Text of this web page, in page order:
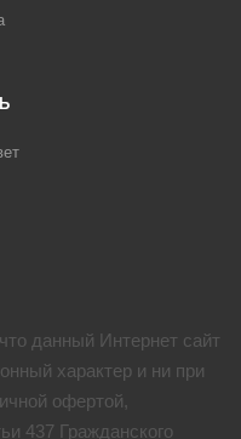
данный Интернет сайт
характер и ни при
офертой,
437 Гражданского